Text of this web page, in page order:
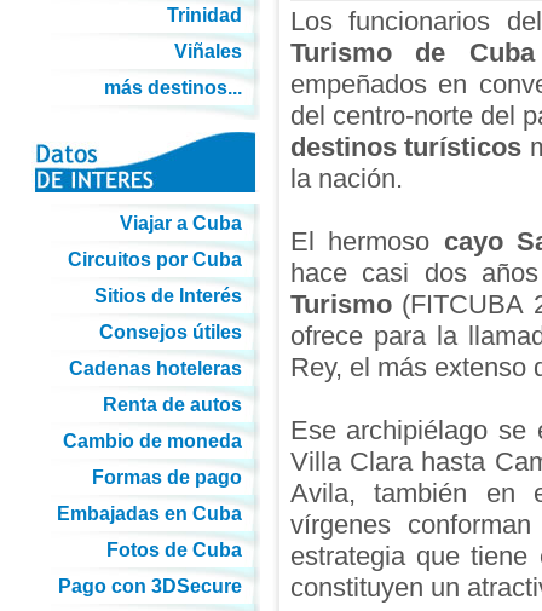
Los funcionarios
Turismo de Cuba
empeñados en
del centro-norte del
destinos turísticos
la nación.
El hermoso cayo
hace casi dos
Turismo(FITCUBA
ofrece para la
Rey, el más extenso
Ese archipiélago se
Villa Clara hasta
Avila, también en
vírgenes
estrategia que
constituyen un
Trinidad
Viñales
más destinos...
Viajar a Cuba
Circuitos por Cuba
Sitios de Interés
Consejos útiles
Cadenas hoteleras
Renta de autos
Cambio de moneda
Formas de pago
Embajadas en Cuba
Fotos de Cuba
Pago con 3DSecure